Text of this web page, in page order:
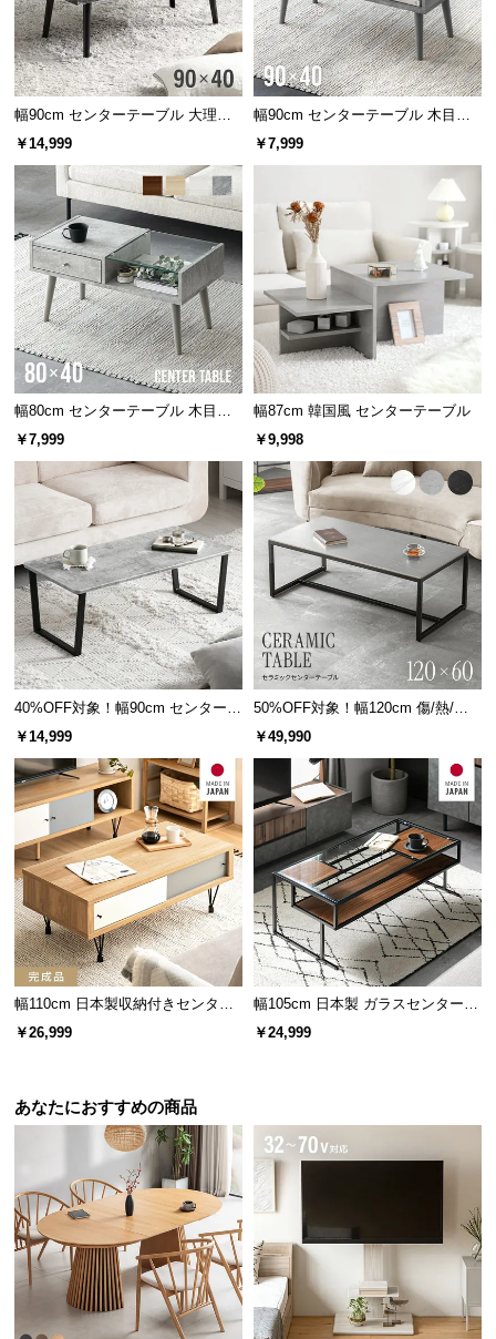
お
知
ら
せ
ブ
ロ
グ
企
業
情
報
幅90cm センターテーブル 大理石/
モルタル調 天然木脚 収納スペース
￥14,999
幅90cm センターテーブル 木目調/
モルタル調
￥7,999
幅80cm センターテーブル 木目調/
モルタル調
￥7,999
幅87cm 韓国風 センターテーブル
￥9,998
40%OFF対象！幅90cm センターテ
ーブル 大理石/モルタル調 スクエ
￥14,999
50%OFF対象！幅120cm 傷/熱/汚
れに強い セラミック製センターテ
￥49,990
幅110cm 日本製収納付きセンター
テーブル TCT-007
￥26,999
幅105cm 日本製 ガラスセンターテ
ーブル
￥24,999
あなたにおすすめの商品